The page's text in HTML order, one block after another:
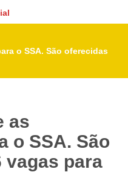
o SSA. São oferecidas
as
o SSA. São
vagas para